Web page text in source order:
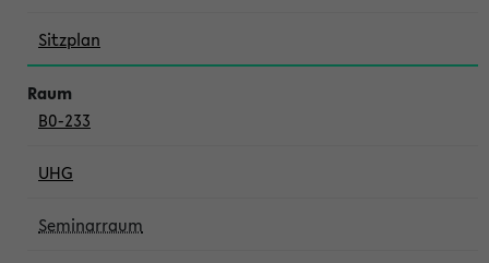
Sitzplan
B0-233
UHG
Seminarraum